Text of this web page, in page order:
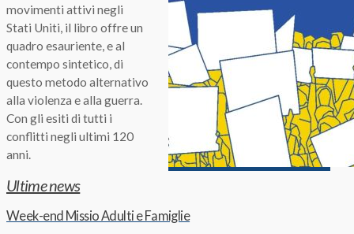
movimenti attivi negli
Stati Uniti, il libro offre un
quadro esauriente, e al
contempo sintetico, di
questo metodo alternativo
alla violenza e alla guerra.
Con gli esiti di tutti i
conflitti negli ultimi 120
anni.
Ultime news
Week-end Missio Adulti e Famiglie